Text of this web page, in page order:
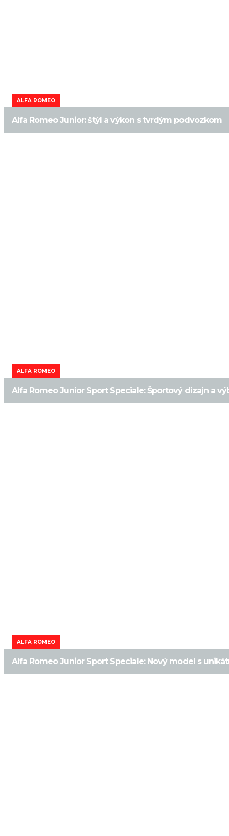
ALFA ROMEO
Alfa Romeo Junior: štýl a výkon s tvrdým podvozkom
ALFA ROMEO
Alfa Romeo Junior Sport Speciale: Športový dizajn a
ALFA ROMEO
Alfa Romeo Junior Sport Speciale: Nový model s